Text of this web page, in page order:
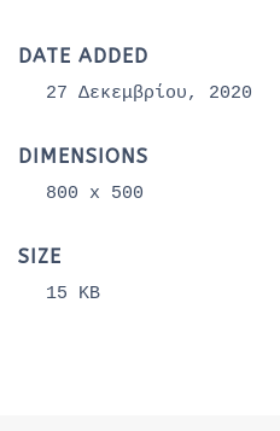
DATE ADDED
27 Δεκεμβρίου, 2020
DIMENSIONS
800 x 500
SIZE
15 KB